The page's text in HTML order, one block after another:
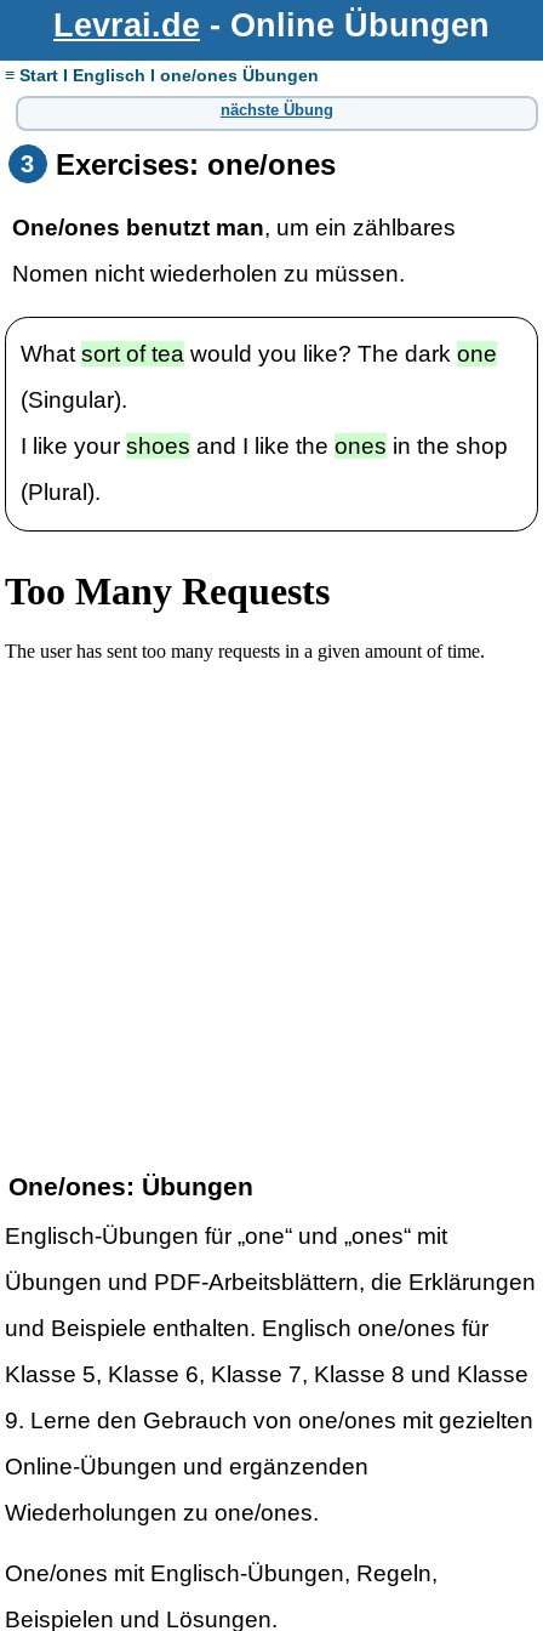
Levrai.de - Online Übungen
≡ Start I Englisch I one/ones Übungen
nächste Übung
3 Exercises: one/ones
One/ones benutzt man, um ein zählbares
Nomen nicht wiederholen zu müssen.
Whatsort of tea would you like? The darkone
(Singular).
I like yourshoes and I like theones in the shop
(Plural).
One/ones: Übungen
Englisch-Übungen für „one“ und „ones“ mit
Übungen und PDF-Arbeitsblättern, die Erklärungen
und Beispiele enthalten. Englisch one/ones für
Klasse 5, Klasse 6, Klasse 7, Klasse 8 und Klasse
9. Lerne den Gebrauch von one/ones mit gezielten
Online-Übungen und ergänzenden
Wiederholungen zu one/ones.
One/ones mit Englisch-Übungen, Regeln,
Beispielen und Lösungen.